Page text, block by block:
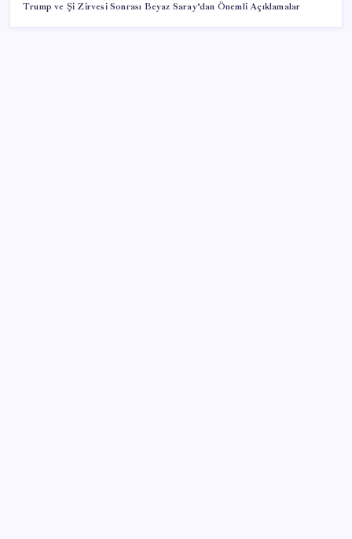
Trump ve Şi Zirvesi Sonrası Beyaz Saray’dan Önemli Açıklamalar